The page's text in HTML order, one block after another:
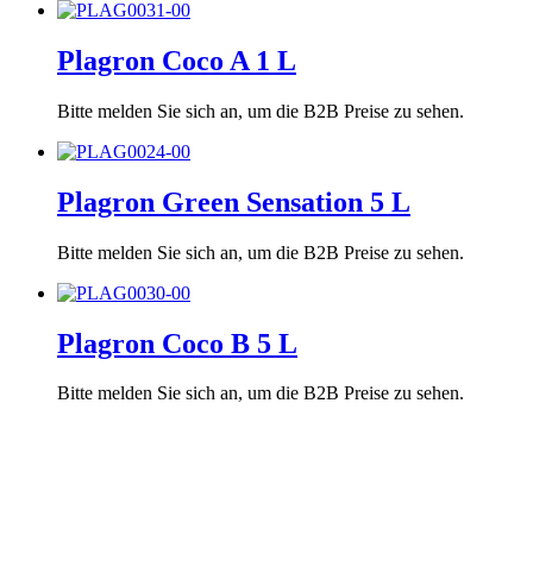
Plagron Coco A 1 L
Bitte melden Sie sich an, um die B2B Preise zu sehen.
Plagron Green Sensation 5 L
Bitte melden Sie sich an, um die B2B Preise zu sehen.
Plagron Coco B 5 L
Bitte melden Sie sich an, um die B2B Preise zu sehen.